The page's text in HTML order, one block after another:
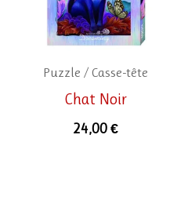
Puzzle / Casse-tête
Chat Noir
24,00€